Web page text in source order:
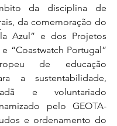
da disciplina de
da comemoração do
Azul” e dos Projetos
e “Coastwatch Portugal”
de educação
a sustentabilidade,
e voluntariado
pelo GEOTA-
e ordenamento do